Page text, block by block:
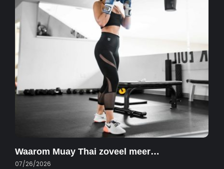
Waarom Muay Thai zoveel meer…
07/26/2026